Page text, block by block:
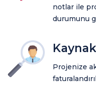
notlar ile
durumunu
Projenize